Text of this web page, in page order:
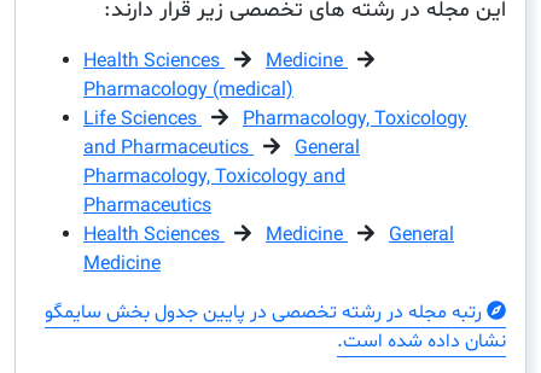
در رشته های تخصصی زیر قرار دارند:
Health Sciences
Medicine
Pharmacology (medical)
Life Sciences
Pharmacology,
and Pharmaceutics
Pharmacology, Toxicology and
Pharmaceutics
Health Sciences
Medicine
مجله در رشته تخصصی در پایین جدول بخش سایمگو
شده است.